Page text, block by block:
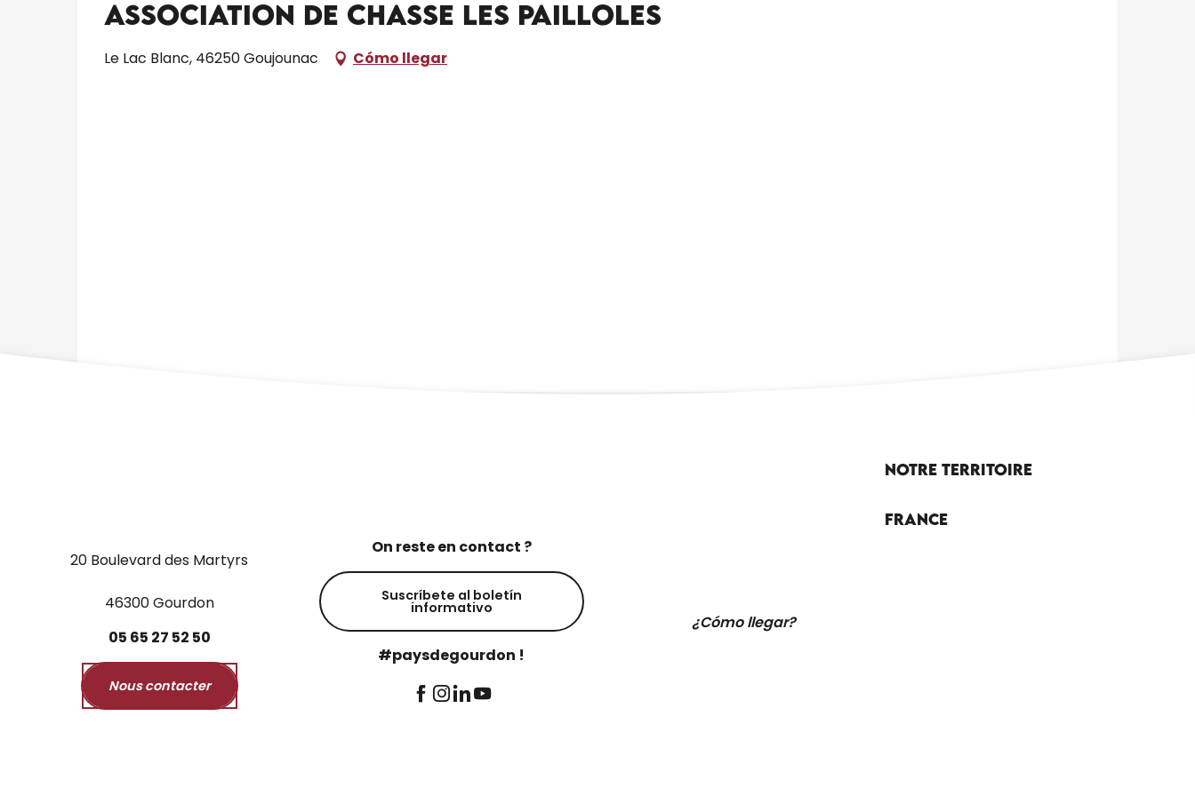
Association de chasse les Pailloles
Le Lac Blanc, 46250 Goujounac Cómo llegar
20 Boulevard des Martyrs
46300 Gourdon
05 65 27 52 50
Nous contacter
On reste en contact ?
Suscríbete al boletín
informativo
#paysdegourdon !
¿Cómo llegar?
Notre territoire
France